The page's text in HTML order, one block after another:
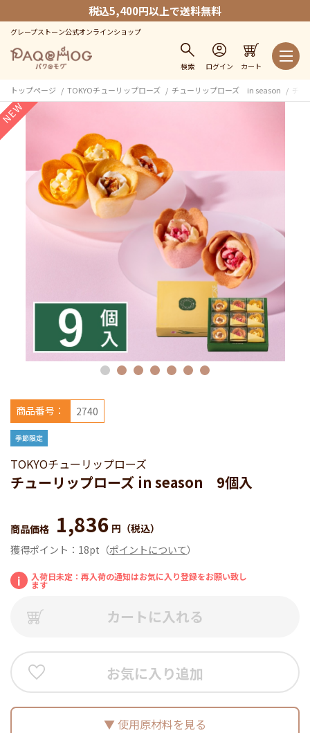
税込5,400円以上で送料無料
グレープストーン公式オンラインショップ
検索 ログイン カート
トップページ TOKYOチューリップローズ チューリップローズ in season チ
TOKYOチューリップローズ
チューリップローズ in season 9個入
商品番号： 2740
商品価格 1,836 円 （税込）
獲得ポイント： 18pt （ポイントについて）
i 入荷日未定：再入荷の通知はお気に入り登録をお願い致し
ます
カートに入れる
お気に入り追加
使用原材料を見る